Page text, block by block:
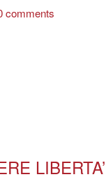
comments
LIBERTA’